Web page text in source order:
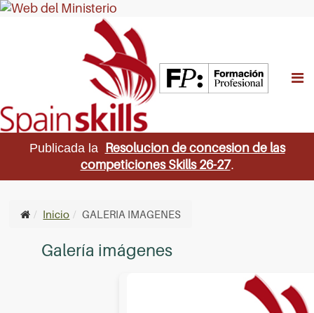
Publicada la Resolucion de concesion de las
competiciones Skills 26-27.
Inicio GALERIA IMAGENES
Galería imágenes